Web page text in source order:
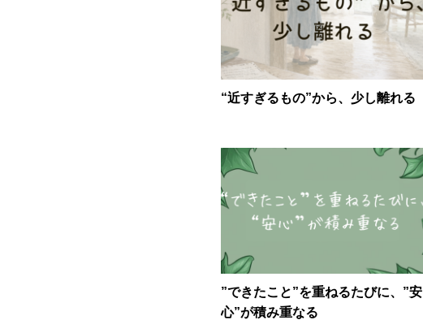
“近すぎるもの”から、少し離れる
”できたこと”を重ねるたびに、”安
心”が積み重なる